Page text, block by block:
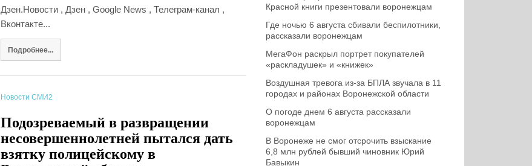
Дзен.Новости , Дзен , Google News , Телеграм-канал ,
Вконтакте...
Подробнее...
Новости СМИ2
Подозреваемый в развращении
несовершеннолетней пытался дать
взятку полицейскому в
Красной книги презентовали воронежцам
Где ночью 6 августа сбивали беспилотники,
рассказали воронежцам
МегаФон раскрыл портрет покупателей
«раскладушек» и «книжек»
Воздушная тревога из-за БПЛА звучала в 11
городах и районах Воронежской области
О погоде днем 6 августа рассказали
воронежцам
В Воронеже не смог отсрочить взыскание
6,8 млн рублей бывший чиновник Юрий
Бавыкин